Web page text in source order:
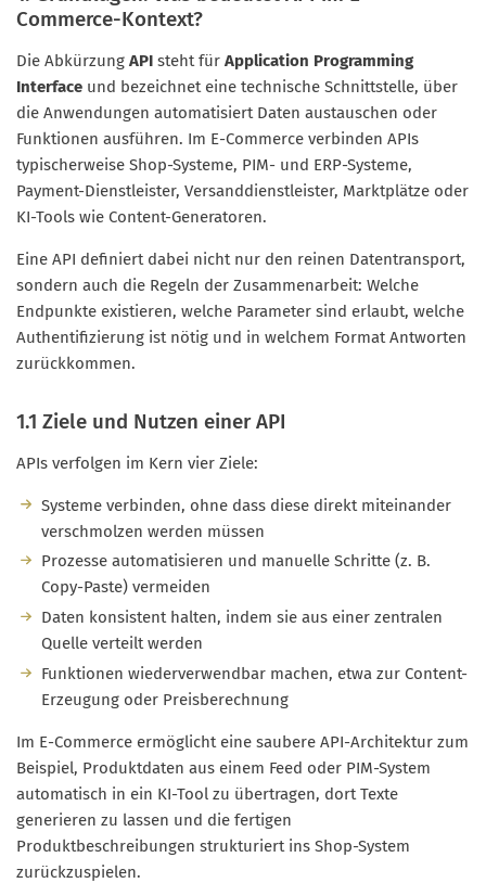
Commerce-Kontext?
Die Abkürzung API steht für Application Programming
Interface und bezeichnet eine technische Schnittstelle, über
die Anwendungen automatisiert Daten austauschen oder
Funktionen ausführen. Im E-Commerce verbinden APIs
typischerweise Shop-Systeme, PIM- und ERP-Systeme,
Payment-Dienstleister, Versanddienstleister, Marktplätze oder
KI-Tools wie Content-Generatoren.
Eine API definiert dabei nicht nur den reinen Datentransport,
sondern auch die Regeln der Zusammenarbeit: Welche
Endpunkte existieren, welche Parameter sind erlaubt, welche
Authentifizierung ist nötig und in welchem Format Antworten
zurückkommen.
1.1 Ziele und Nutzen einer API
APIs verfolgen im Kern vier Ziele:
Systeme verbinden, ohne dass diese direkt miteinander
verschmolzen werden müssen
Prozesse automatisieren und manuelle Schritte (z. B.
Copy-Paste) vermeiden
Daten konsistent halten, indem sie aus einer zentralen
Quelle verteilt werden
Funktionen wiederverwendbar machen, etwa zur Content-
Erzeugung oder Preisberechnung
Im E-Commerce ermöglicht eine saubere API-Architektur zum
Beispiel, Produktdaten aus einem Feed oder PIM-System
automatisch in ein KI-Tool zu übertragen, dort Texte
generieren zu lassen und die fertigen
Produktbeschreibungen strukturiert ins Shop-System
zurückzuspielen.